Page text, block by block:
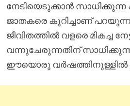
നേടിയെടുക്കാൻ
ജാതകരെ കുറിച്ചാണ്
ജീവിതത്തിൽ വളരെ മികച്ച
വന്നുചേരുന്നതിന്
ഈയൊരു